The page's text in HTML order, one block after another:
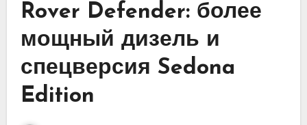
Rover Defender: более
мощный дизель и
спецверсия Sedona
Edition